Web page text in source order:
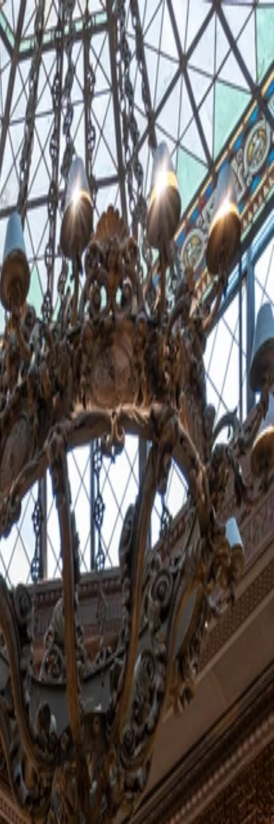
الصفحة الرئيسية
الشركة
الاستدامة
المنتجات
المشاريع
المدونة
التواصل
AR